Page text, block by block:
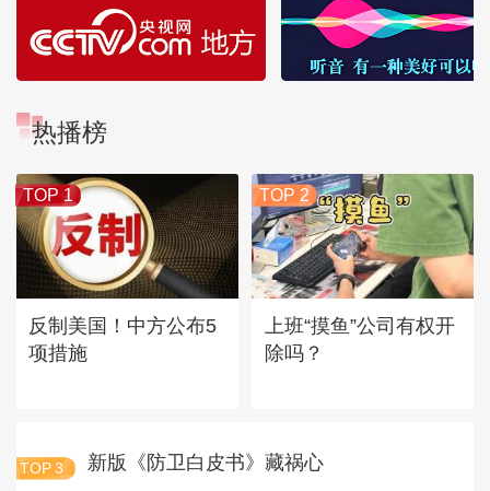
热播榜
TOP 1
反制美国！中方公布5
项措施
TOP 2
上班“摸鱼”公司有权开
除吗？
TOP 3 新版《防卫白皮书》藏祸心